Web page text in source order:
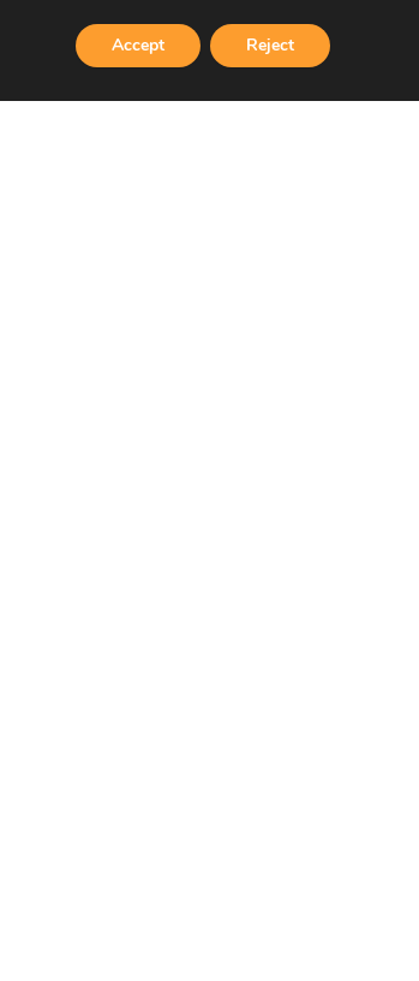
Accept Reject